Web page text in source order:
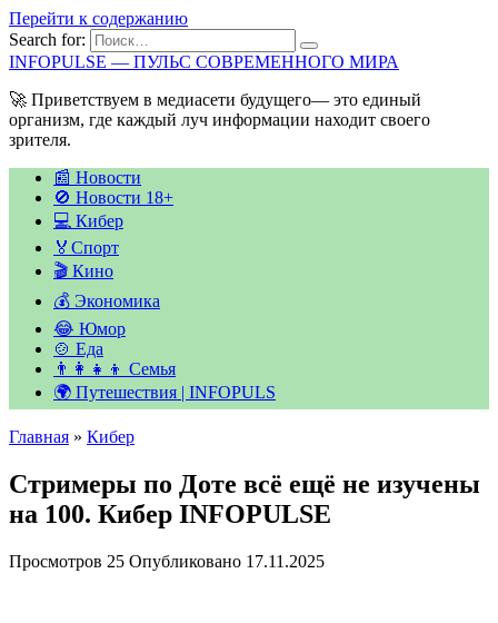
Перейти к содержанию
Search for:
INFOPULSE — ПУЛЬС СОВРЕМЕННОГО МИРА
🚀 Приветствуем в медиасети будущего— это единый
организм, где каждый луч информации находит своего
зрителя.
📰 Новости
🚫 Новости 18+
💻 Кибер
🏅Спорт
🎬 Кино
💰 Экономика
😂 Юмор
🍲 Еда
👨‍👩‍👧‍👦 Семья
🌍 Путешествия | INFOPULS
Главная » Кибер
Стримеры по Доте всё ещё не изучены
на 100. Кибер INFOPULSE
Просмотров 25 Опубликовано 17.11.2025